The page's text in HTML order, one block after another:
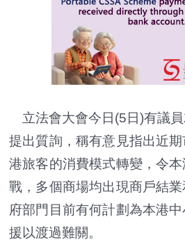
立法會大會今日(5日)有議
提出質詢，稱有意見指出近
港旅客的消費模式轉變，令
戰，多個商場均出現商戶結
府部門目前有何計劃為本港
援以渡過難關。